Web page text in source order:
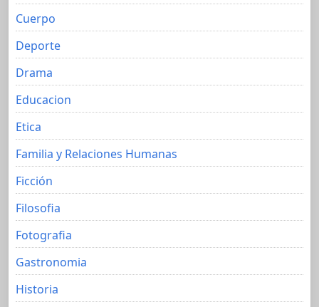
Cuerpo
Deporte
Drama
Educacion
Etica
Familia y Relaciones Humanas
Ficción
Filosofia
Fotografia
Gastronomia
Historia